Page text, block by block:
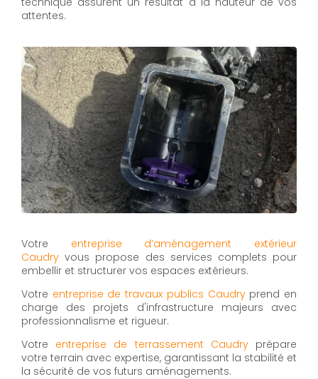
attentes.
Votre entreprise d’aménagement extérieur
Caudry vous propose des services complets pour
embellir et structurer vos espaces extérieurs.
Votre entreprise de travaux publics Caudryprend en
charge des projets d'infrastructure majeurs avec
professionnalisme et rigueur.
Votre entreprise de terrassement Caudryprépare
votre terrain avec expertise, garantissant la stabilité et
la sécurité de vos futurs aménagements.